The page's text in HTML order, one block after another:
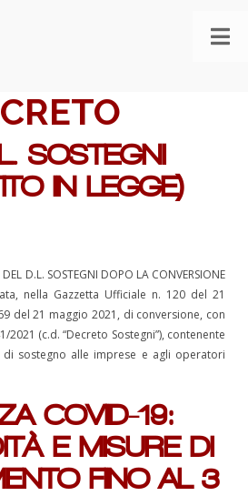
SOSTEGNI
IN LEGGE)
D.L. SOSTEGNI DOPO LA CONVERSIONE
nella Gazzetta Ufficiale n. 120 del 21
del 21 maggio 2021, di conversione, con
2021 (c.d. “Decreto Sostegni”), contenente
sostegno alle imprese e agli operatori
COVID-19:
E MISURE DI
FINO AL 3